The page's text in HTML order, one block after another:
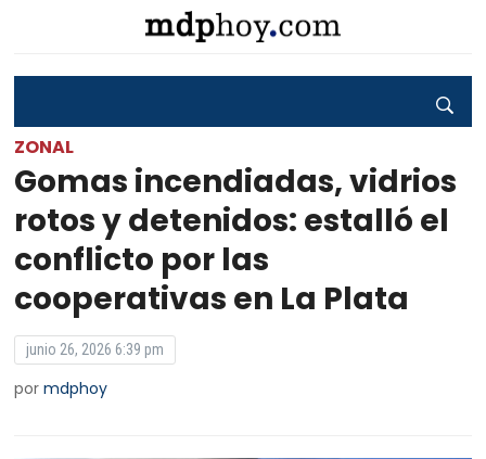
ZONAL
Gomas incendiadas, vidrios
rotos y detenidos: estalló el
conflicto por las
cooperativas en La Plata
junio 26, 2026 6:39 pm
pormdphoy